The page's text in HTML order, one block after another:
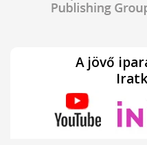
A jövő